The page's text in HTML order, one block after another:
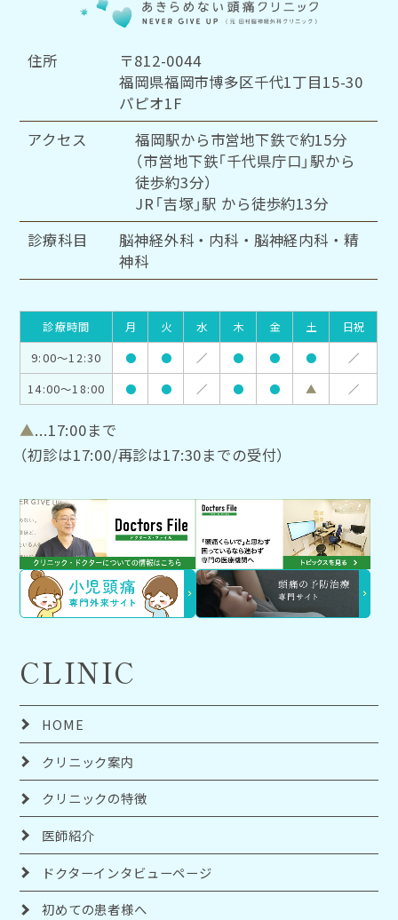
住所
〒812-0044
福岡県福岡市博多区千代1丁目15-30
パピオ1F
アクセス
福岡駅から市営地下鉄で約15分
（市営地下鉄「千代県庁口」駅から
徒歩約3分）
JR「吉塚」駅 から徒歩約13分
診療科目
脳神経外科・内科・脳神経内科・精
神科
診療時間 月 火 水 木 金 土
日祝
9:00～12:30
● ● ／ ● ● ●
／
14:00～18:00
● ● ／ ● ● ▲ ／
▲...17:00まで
（初診は17:00/再診は17:30までの受付）
CLINIC
HOME
クリニック案内
クリニックの特徴
医師紹介
ドクターインタビューページ
初めての患者様へ